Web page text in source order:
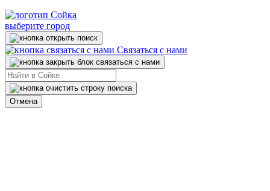
выберите город
Связаться с нами
Отмена